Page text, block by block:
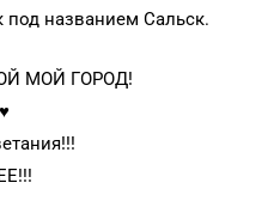
под названием Сальск.
МОЙ ГОРОД!